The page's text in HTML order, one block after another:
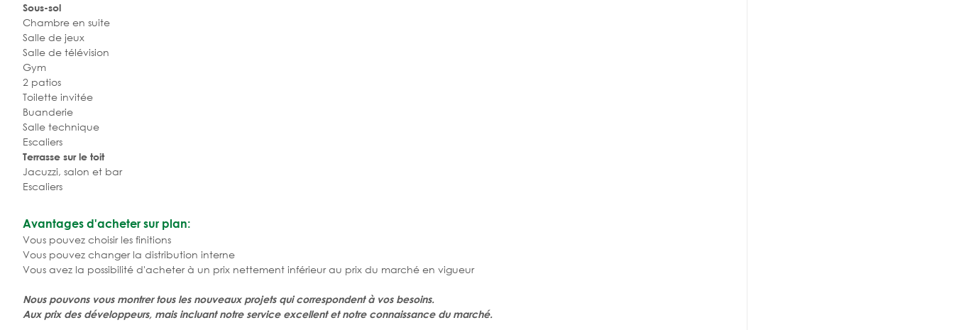
Sous-sol
Chambre en suite
Salle de jeux
Salle de télévision
Gym
2 patios
Toilette invitée
Buanderie
Salle technique
Escaliers
Terrasse sur le toit
Jacuzzi, salon et bar
Escaliers
Avantages d'acheter sur plan:
Vous pouvez choisir les finitions
Vous pouvez changer la distribution interne
Vous avez la possibilité d'acheter à un prix nettement inférieur au prix du marché en vigueur
Nous pouvons vous montrer tous les nouveaux projets qui correspondent à vos besoins.
Aux prix des développeurs, mais incluant notre service excellent et notre connaissance du marché.